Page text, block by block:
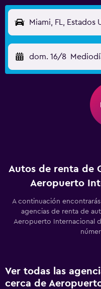
dom. 16/8
Autos de renta de
Aeropuerto
A continuación
agencias de renta de
Aeropuerto Internacional
Ver todas las
cerca de